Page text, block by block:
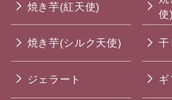
焼き芋(紅天使)
使)
焼き芋(シルク天使) 干
ジェラート ギ